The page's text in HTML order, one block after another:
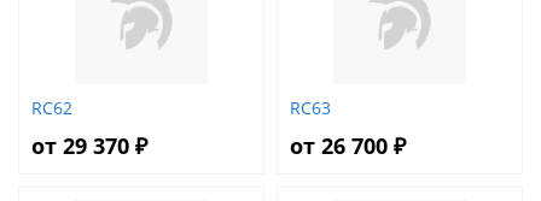
RC62
от 29 370 ₽
RC63
от 26 700 ₽